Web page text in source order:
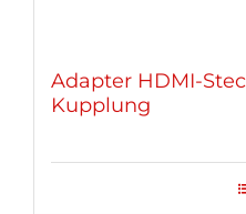
Adapter HDMI-
Kupplung